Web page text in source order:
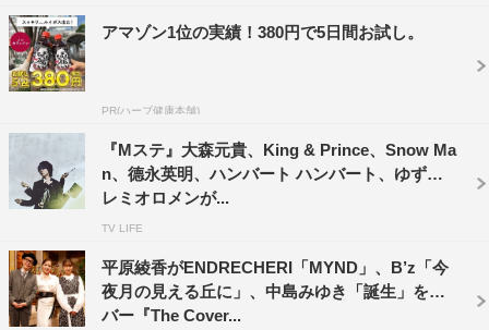
アマゾン1位の実績！380円で5日間お試し。
PR(ハーブ健康本舗)
『Mステ』大森元貴、King & Prince、Snow Ma
n、德永英明、ハンバート ハンバート、ゆず、
レミオロメンが...
TV LIFE
平原綾香がENDRECHERI「MYND」、B’z「今
夜月の見える丘に」、中島みゆき「誕生」をカ
バー『The Cover...